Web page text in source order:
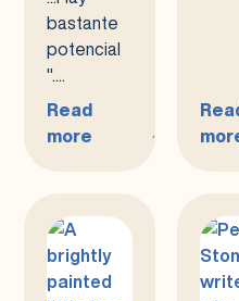
bastante
potencial
"....
Read
more
Burba:
Autora,
Cineasta,
Sobreviviente